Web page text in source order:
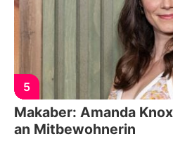
5
Makaber: Amanda
an Mitbewohnerin